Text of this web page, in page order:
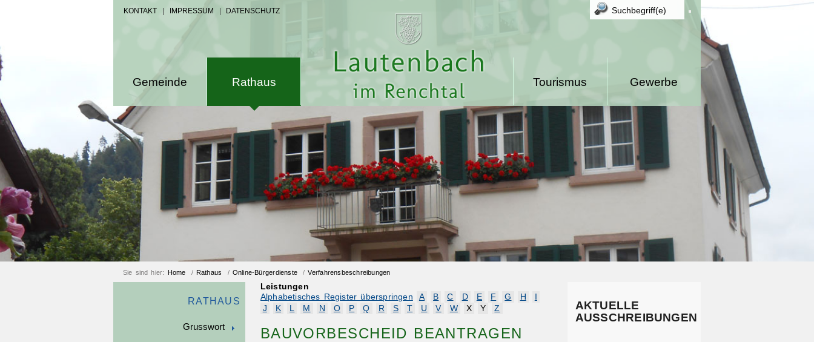
KONTAKT IMPRESSUM DATENSCHUTZ
Gemeinde Rathaus Gewerbe
Tourismus
Sie sind hier: Home / Rathaus / Online-Bürgerdienste /Verfahrensbeschreibungen
RATHAUS
Grusswort
Leistungen
Alphabetisches Register überspringen
A B C D E F G H
J
K L M N O P Q R S T U V W X Y Z
BAUVORBESCHEID BEANTRAGEN
AKTUELLE
AUSSCHREIBUNGEN